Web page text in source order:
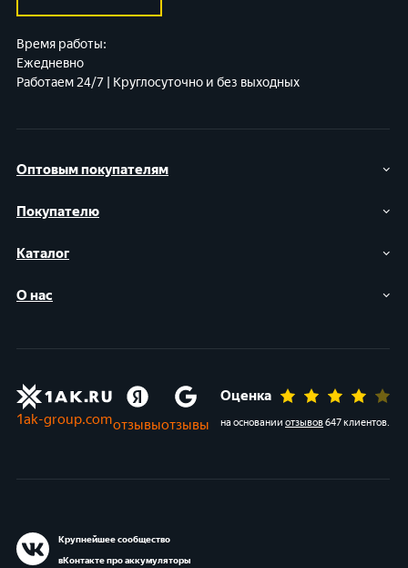
Оптовым покупателям
Покупателю
Каталог
О нас
Время работы:
Ежедневно
Работаем 24/7 | Круглосуточно и без выходных
1ak-group.comотзывыотзывы
Оценка
на основании отзывов647 клиентов.
Крупнейшее сообщество
вКонтакте про аккумуляторы